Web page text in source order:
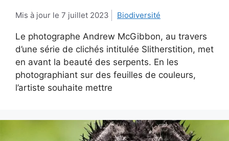
7 juillet 2023 Biodiversité
Le photographe Andrew McGibbon, au travers
d’une série de clichés intitulée Slitherstition, met
en avant la beauté des serpents. En les
photographiant sur des feuilles de couleurs,
l’artiste souhaite mettre